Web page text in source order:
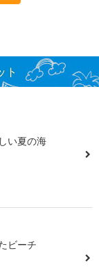
ト
い夏の海
ビーチ